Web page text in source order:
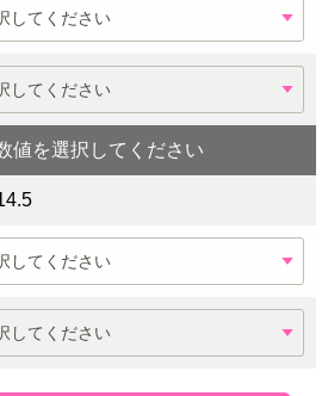
値を選択してください